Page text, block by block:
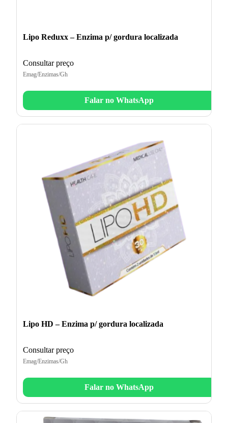
Lipo Reduxx – Enzima p/ gordura localizada
Consultar preço
Emag/Enzimas/Gh
Falar no WhatsApp
Lipo HD – Enzima p/ gordura localizada
Consultar preço
Emag/Enzimas/Gh
Falar no WhatsApp